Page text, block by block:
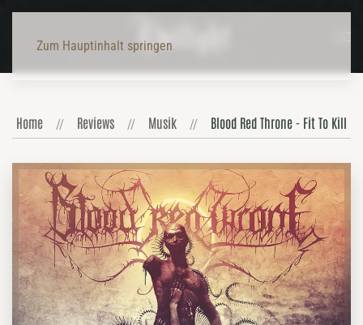
Zum Hauptinhalt springen
Home Reviews Musik Blood Red Throne - Fit To Kill